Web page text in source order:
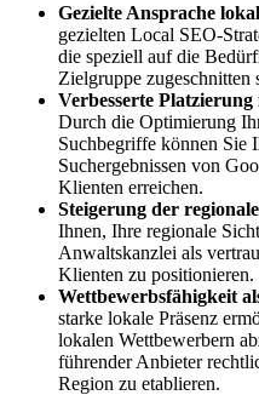
Gezielte Ansprache
gezielten Local SEO-
die speziell auf die
Zielgruppe zugeschnitten
Verbesserte
Durch die Optimierung
Suchbegriffe können Sie
Suchergebnissen von
Klienten erreichen.
Steigerung der
Ihnen, Ihre regionale
Anwaltskanzlei als
Klienten zu positionieren.
Wettbewerbsfähigkeit
starke lokale Präsenz
lokalen Wettbewerbern
führender Anbieter
Region zu etablieren.